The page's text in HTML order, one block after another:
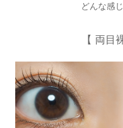
どんな感
【 両目